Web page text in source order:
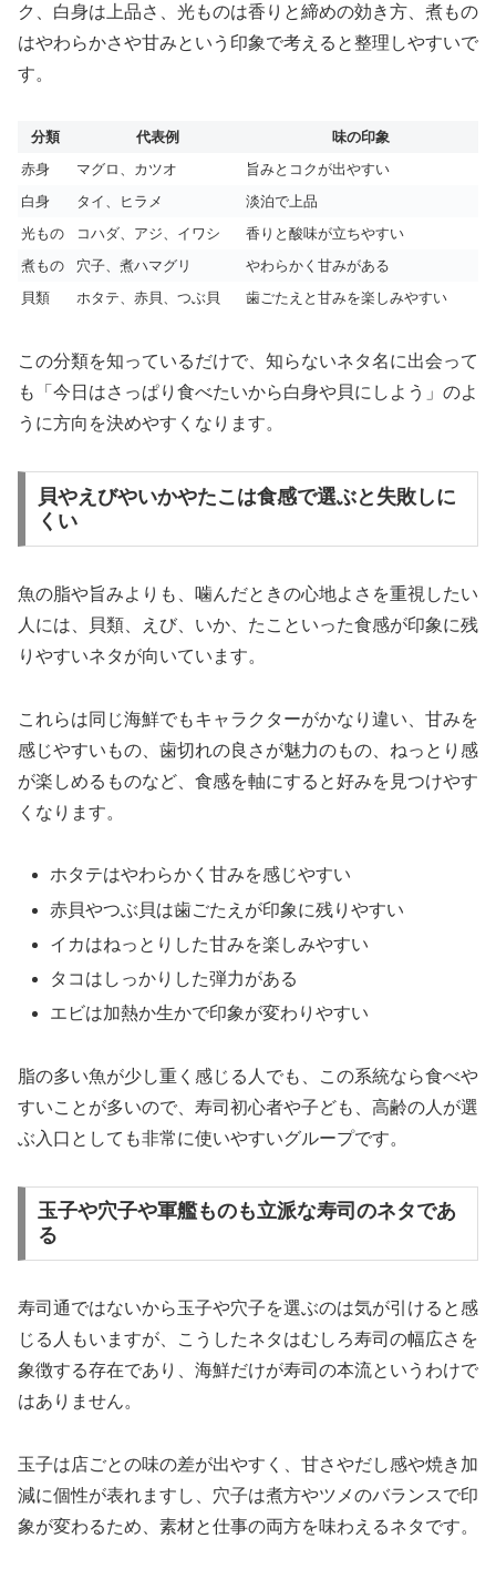
ク、白身は上品さ、光ものは香りと締めの効き方、煮もの
はやわらかさや甘みという印象で考えると整理しやすいで
す。
分類 代表例
味の印象
赤身
マグロ、カツオ
旨みとコクが出やすい
白身
タイ、ヒラメ
淡泊で上品
光もの
コハダ、アジ、イワシ
香りと酸味が立ちやすい
煮もの
穴子、煮ハマグリ
やわらかく甘みがある
貝類
ホタテ、赤貝、つぶ貝 歯ごたえと甘みを楽しみやすい
この分類を知っているだけで、知らないネタ名に出会って
も「今日はさっぱり食べたいから白身や貝にしよう」のよ
うに方向を決めやすくなります。
貝やえびやいかやたこは食感で選ぶと失敗しに
くい
魚の脂や旨みよりも、噛んだときの心地よさを重視したい
人には、貝類、えび、いか、たこといった食感が印象に残
りやすいネタが向いています。
これらは同じ海鮮でもキャラクターがかなり違い、甘みを
感じやすいもの、歯切れの良さが魅力のもの、ねっとり感
が楽しめるものなど、食感を軸にすると好みを見つけやす
くなります。
ホタテはやわらかく甘みを感じやすい
赤貝やつぶ貝は歯ごたえが印象に残りやすい
イカはねっとりした甘みを楽しみやすい
タコはしっかりした弾力がある
エビは加熱か生かで印象が変わりやすい
脂の多い魚が少し重く感じる人でも、この系統なら食べや
すいことが多いので、寿司初心者や子ども、高齢の人が選
ぶ入口としても非常に使いやすいグループです。
玉子や穴子や軍艦ものも立派な寿司のネタであ
る
寿司通ではないから玉子や穴子を選ぶのは気が引けると感
じる人もいますが、こうしたネタはむしろ寿司の幅広さを
象徴する存在であり、海鮮だけが寿司の本流というわけで
はありません。
玉子は店ごとの味の差が出やすく、甘さやだし感や焼き加
減に個性が表れますし、穴子は煮方やツメのバランスで印
象が変わるため、素材と仕事の両方を味わえるネタです。